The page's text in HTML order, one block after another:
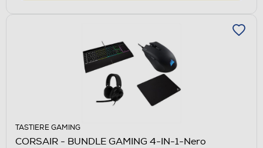
TASTIERE GAMING
CORSAIR - BUNDLE GAMING 4-IN-1-Nero